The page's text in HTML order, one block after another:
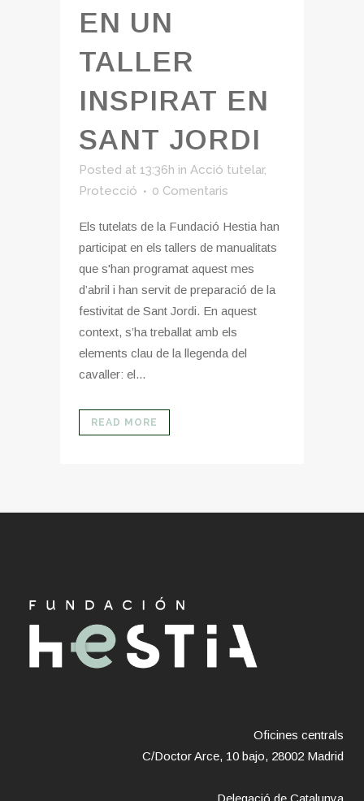
EN UN
TALLER
INSPIRAT EN
SANT JORDI
Posted at 13:36h in Acció tutelar,
Protecció
0 Comentaris
Els tutelats de la Fundació Hestia han
participat en els tallers de manualitats
que s'han programat aquest mes
d’abril i han servit de preparació de la
festivitat de Sant Jordi. En aquest
context, s’ha treballat amb els
elements clau de la llegenda del
cavaller: el...
READ MORE
Oficines centrals
C/Doctor Arce, 10 bajo, 28002 Madrid